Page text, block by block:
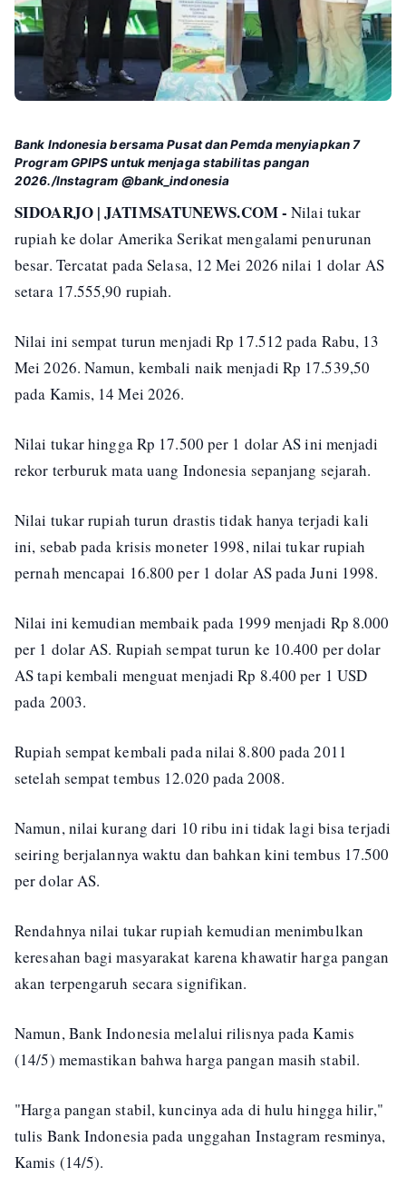
Bank Indonesia bersama Pusat dan Pemda menyiapkan 7
Program GPIPS untuk menjaga stabilitas pangan
2026./Instagram @bank_indonesia
SIDOARJO | JATIMSATUNEWS.COM - Nilai tukar
rupiah ke dolar Amerika Serikat mengalami penurunan
besar. Tercatat pada Selasa, 12 Mei 2026 nilai 1 dolar AS
setara 17.555,90 rupiah.
Nilai ini sempat turun menjadi Rp 17.512 pada Rabu, 13
Mei 2026. Namun, kembali naik menjadi Rp 17.539,50
pada Kamis, 14 Mei 2026.
Nilai tukar hingga Rp 17.500 per 1 dolar AS ini menjadi
rekor terburuk mata uang Indonesia sepanjang sejarah.
Nilai tukar rupiah turun drastis tidak hanya terjadi kali
ini, sebab pada krisis moneter 1998, nilai tukar rupiah
pernah mencapai 16.800 per 1 dolar AS pada Juni 1998.
Nilai ini kemudian membaik pada 1999 menjadi Rp 8.000
per 1 dolar AS. Rupiah sempat turun ke 10.400 per dolar
AS tapi kembali menguat menjadi Rp 8.400 per 1 USD
pada 2003.
Rupiah sempat kembali pada nilai 8.800 pada 2011
setelah sempat tembus 12.020 pada 2008.
Namun, nilai kurang dari 10 ribu ini tidak lagi bisa terjadi
seiring berjalannya waktu dan bahkan kini tembus 17.500
per dolar AS.
Rendahnya nilai tukar rupiah kemudian menimbulkan
keresahan bagi masyarakat karena khawatir harga pangan
akan terpengaruh secara signifikan.
Namun, Bank Indonesia melalui rilisnya pada Kamis
(14/5) memastikan bahwa harga pangan masih stabil.
"Harga pangan stabil, kuncinya ada di hulu hingga hilir,"
tulis Bank Indonesia pada unggahan Instagram resminya,
Kamis (14/5).